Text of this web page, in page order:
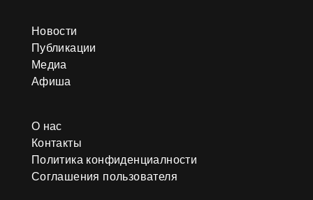
Новости
Публикации
Медиа
Афиша
О нас
Контакты
Политика конфиденциалности
Соглашения пользователя